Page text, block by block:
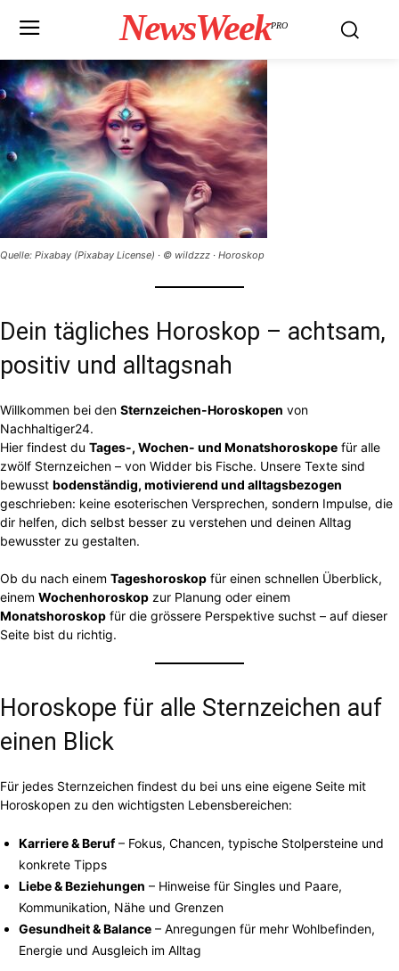
NewsWeekPRO
Quelle: Pixabay (Pixabay License) · © wildzzz · Horoskop
Dein tägliches Horoskop – achtsam,
positiv und alltagsnah
Willkommen bei den Sternzeichen-Horoskopen von
Nachhaltiger24.
Hier findest du Tages-, Wochen- und Monatshoroskope für alle
zwölf Sternzeichen – von Widder bis Fische. Unsere Texte sind
bewusst bodenständig, motivierend und alltagsbezogen
geschrieben: keine esoterischen Versprechen, sondern Impulse, die
dir helfen, dich selbst besser zu verstehen und deinen Alltag
bewusster zu gestalten.
Ob du nach einem Tageshoroskop für einen schnellen Überblick,
einem Wochenhoroskop zur Planung oder einem
Monatshoroskop für die grössere Perspektive suchst – auf dieser
Seite bist du richtig.
Horoskope für alle Sternzeichen auf
einen Blick
Für jedes Sternzeichen findest du bei uns eine eigene Seite mit
Horoskopen zu den wichtigsten Lebensbereichen:
Karriere & Beruf– Fokus, Chancen, typische Stolpersteine und
konkrete Tipps
Liebe & Beziehungen – Hinweise für Singles und Paare,
Kommunikation, Nähe und Grenzen
Gesundheit & Balance – Anregungen für mehr Wohlbefinden,
Energie und Ausgleich im Alltag